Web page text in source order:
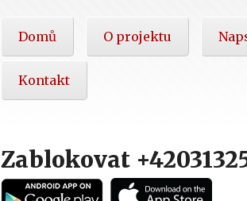
Domů O projektu
Kontakt
Zablokovat